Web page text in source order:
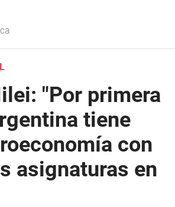
"Por primera
tiene
con
asignaturas en